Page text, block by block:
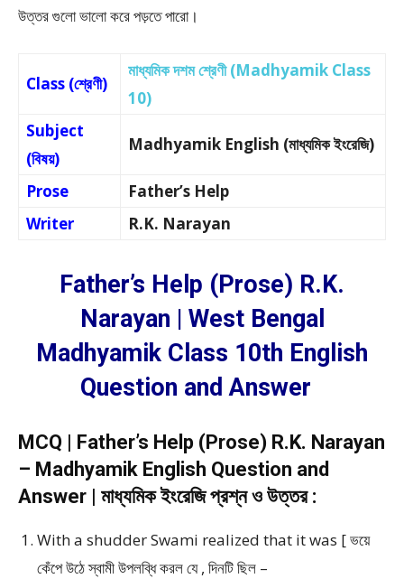
উত্তর গুলো ভালো করে পড়তে পারো।
Class (শ্রেণী)
মাধ্যমিক দশম শ্রেণী (Madhyamik Class
10)
Subject
(বিষয়)
Madhyamik English (মাধ্যমিক ইংরেজি)
Prose
Father’s Help
Writer
R.K. Narayan
Father’s Help (Prose) R.K.
Narayan | West Bengal
Madhyamik Class 10th English
Question and Answer
MCQ | Father’s Help (Prose) R.K. Narayan
– Madhyamik English Question and
Answer | মাধ্যমিক ইংরেজি প্রশ্ন ও উত্তর :
With a shudder Swami realized that it was [ ভয়ে
কেঁপে উঠে স্বামী উপলব্ধি করল যে , দিনটি ছিল –